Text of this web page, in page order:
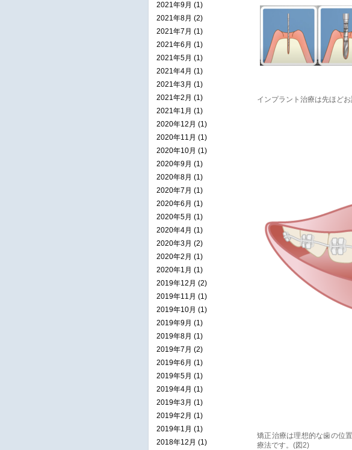
インプラント治療は先ほど
矯正治療は理想的な歯の位
療法です。(図2)
2021年9月 (1)
2021年8月 (2)
2021年7月 (1)
2021年6月 (1)
2021年5月 (1)
2021年4月 (1)
2021年3月 (1)
2021年2月 (1)
2021年1月 (1)
2020年12月 (1)
2020年11月 (1)
2020年10月 (1)
2020年9月 (1)
2020年8月 (1)
2020年7月 (1)
2020年6月 (1)
2020年5月 (1)
2020年4月 (1)
2020年3月 (2)
2020年2月 (1)
2020年1月 (1)
2019年12月 (2)
2019年11月 (1)
2019年10月 (1)
2019年9月 (1)
2019年8月 (1)
2019年7月 (2)
2019年6月 (1)
2019年5月 (1)
2019年4月 (1)
2019年3月 (1)
2019年2月 (1)
2019年1月 (1)
2018年12月 (1)